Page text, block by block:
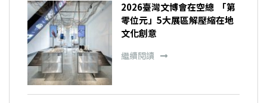
2026臺灣文博會在空總 「第
零位元」5大展區解壓縮在地
文化創意
繼續閱讀